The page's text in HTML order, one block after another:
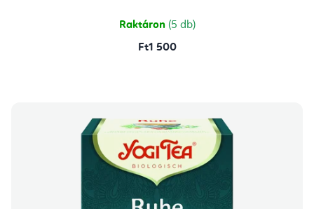
Raktáron (5 db)
Ft1 500